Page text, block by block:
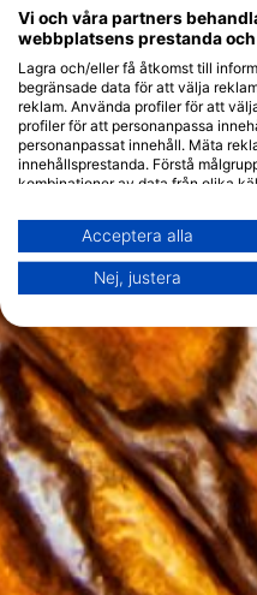
Vi och våra partners
webbplatsens prestanda
Lagra och/eller få åtkomst till
begränsade data för att välja
reklam. Använda profiler för att
profiler för att personanpassa
personanpassat innehåll. Mäta
innehållsprestanda. Förstå
kombinationer av data från olika
Du hittar mer information om hur
https://business.safety.google/
Data kan delas utanför EU och
Ditt samtycke och cookie gäller
Visa partnerlista (1 IAB-
Vi använder dina uppgifter för
IAB:s ändamål med behandlingen:
Lagra och/eller få
en enhet
Använda begränsade
reklam
Skapa profiler för
Acceptera alla
Nej, justera